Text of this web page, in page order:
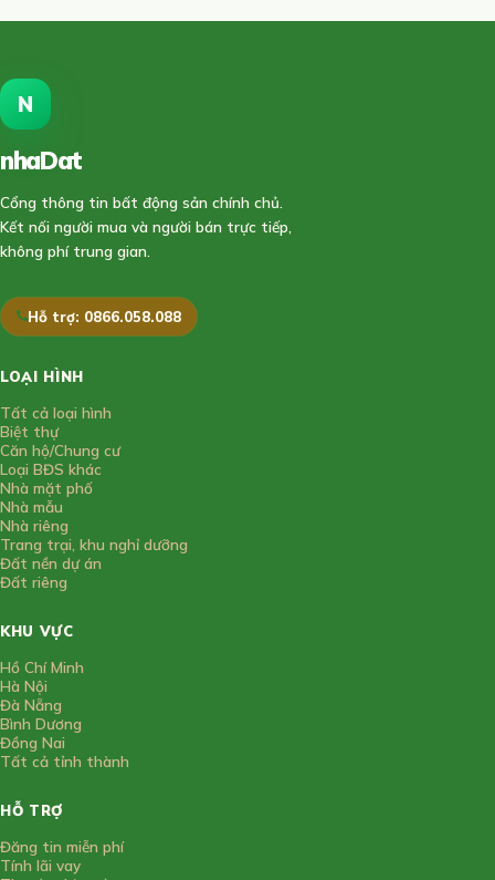
N
nhaDat
Cổng thông tin bất động sản chính chủ.
Kết nối người mua và người bán trực tiếp,
không phí trung gian.
Hỗ trợ: 0866.058.088
LOẠI HÌNH
Tất cả loại hình
Biệt thự
Căn hộ/Chung cư
Loại BĐS khác
Nhà mặt phố
Nhà mẫu
Nhà riêng
Trang trại, khu nghỉ dưỡng
Đất nền dự án
Đất riêng
KHU VỰC
Hồ Chí Minh
Hà Nội
Đà Nẵng
Bình Dương
Đồng Nai
Tất cả tỉnh thành
HỖ TRỢ
Đăng tin miễn phí
Tính lãi vay